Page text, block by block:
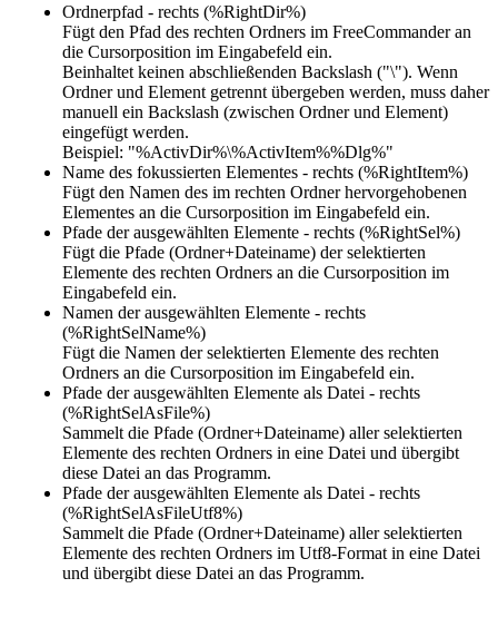
Ordnerpfad - rechts (%RightDir%)
Fügt den Pfad des rechten Ordners im FreeCommander an
die Cursorposition im Eingabefeld ein.
Beinhaltet keinen abschließenden Backslash ("\"). Wenn
Ordner und Element getrennt übergeben werden, muss daher
manuell ein Backslash (zwischen Ordner und Element)
eingefügt werden.
Beispiel: "%ActivDir%\%ActivItem%%Dlg%"
Name des fokussierten Elementes - rechts (%RightItem%)
Fügt den Namen des im rechten Ordner hervorgehobenen
Elementes an die Cursorposition im Eingabefeld ein.
Pfade der ausgewählten Elemente - rechts (%RightSel%)
Fügt die Pfade (Ordner+Dateiname) der selektierten
Elemente des rechten Ordners an die Cursorposition im
Eingabefeld ein.
Namen der ausgewählten Elemente - rechts
(%RightSelName%)
Fügt die Namen der selektierten Elemente des rechten
Ordners an die Cursorposition im Eingabefeld ein.
Pfade der ausgewählten Elemente als Datei - rechts
(%RightSelAsFile%)
Sammelt die Pfade (Ordner+Dateiname) aller selektierten
Elemente des rechten Ordners in eine Datei und übergibt
diese Datei an das Programm.
Pfade der ausgewählten Elemente als Datei - rechts
(%RightSelAsFileUtf8%)
Sammelt die Pfade (Ordner+Dateiname) aller selektierten
Elemente des rechten Ordners im Utf8-Format in eine Datei
und übergibt diese Datei an das Programm.